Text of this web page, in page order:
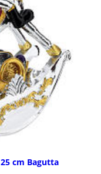
cm Bagutta